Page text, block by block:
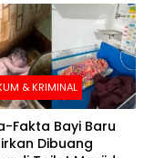
& KRIMINAL
Fakta Bayi Baru
Dibuang